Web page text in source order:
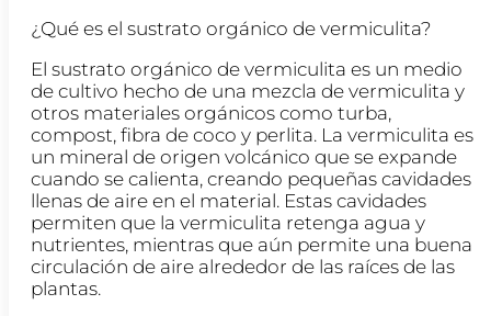
¿Qué es el sustrato orgánico de vermiculita?
El sustrato orgánico de vermiculita es un medio
de cultivo hecho de una mezcla de vermiculita y
otros materiales orgánicos como turba,
compost, fibra de coco y perlita. La vermiculita es
un mineral de origen volcánico que se expande
cuando se calienta, creando pequeñas cavidades
llenas de aire en el material. Estas cavidades
permiten que la vermiculita retenga agua y
nutrientes, mientras que aún permite una buena
circulación de aire alrededor de las raíces de las
plantas.